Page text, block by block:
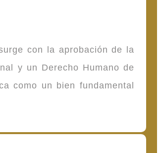
con la aprobación de la
y un Derecho Humano de
como un bien fundamental